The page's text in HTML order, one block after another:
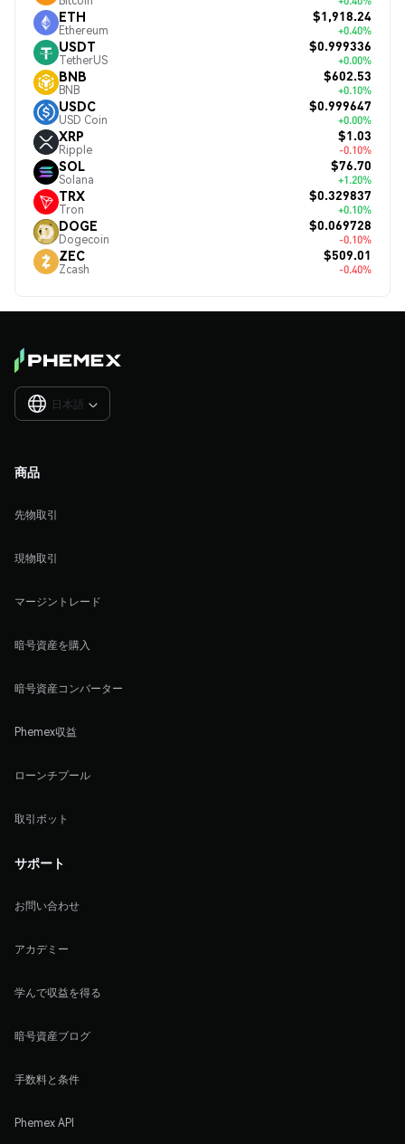
ETH
Ethereum
$1,918.24
+0.40%
USDT
TetherUS
$0.999336
+0.00%
BNB
BNB
$602.53
+0.10%
USDC
USD Coin
$0.999647
+0.00%
XRP
Ripple
$1.03
-0.10%
SOL
Solana
$76.70
+1.20%
TRX
Tron
$0.329837
+0.10%
DOGE
Dogecoin
$0.069728
-0.10%
ZEC
Zcash
$509.01
-0.40%
日本語 
商品
先物取引
現物取引
マージントレード
暗号資産を購入
暗号資産コンバーター
Phemex収益
ローンチプール
取引ボット
サポート
お問い合わせ
アカデミー
学んで収益を得る
暗号資産ブログ
手数料と条件
Phemex API